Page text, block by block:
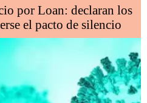
por Loan: declaran los
el pacto de silencio